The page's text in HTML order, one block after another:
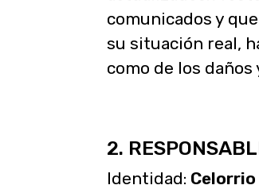
comunicados y
su situación real,
como de los
2.
Identidad: Celorrio